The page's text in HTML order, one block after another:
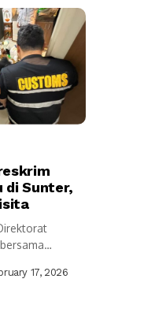
di Sunter,
17, 2026